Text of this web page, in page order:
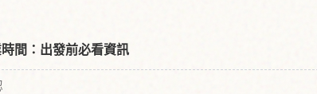
間：出發前必看資訊